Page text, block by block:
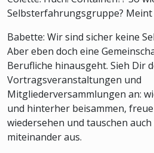
Selbsterfahrungsgruppe?
Babette: Wir sind sicher keine
Aber eben doch eine
Berufliche hinausgeht. Sieh Dir
Vortragsveranstaltungen und
Mitgliederversammlungen an:
und hinterher beisammen,
wiedersehen und tauschen
miteinander aus.